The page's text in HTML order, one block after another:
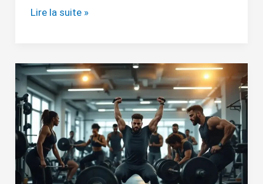
Lire la suite »
Groupe
musculaire
à
travailler
ensemble
:
explications